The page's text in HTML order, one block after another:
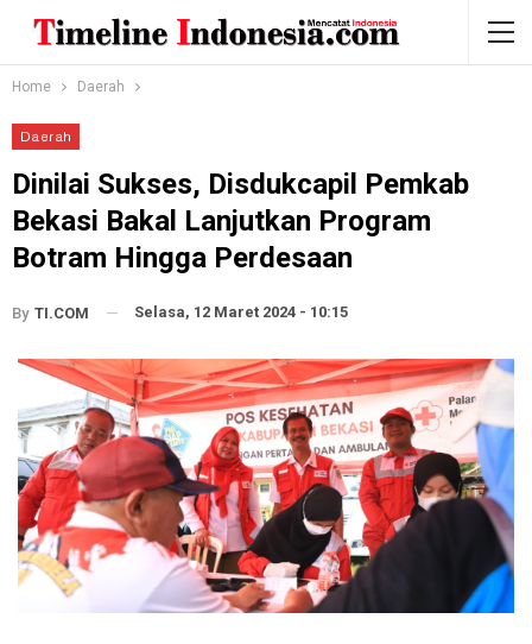
Home Daerah
Daerah
Dinilai Sukses, Disdukcapil Pemkab
Bekasi Bakal Lanjutkan Program
Botram Hingga Perdesaan
By TI.COM Selasa, 12 Maret 2024 - 10:15